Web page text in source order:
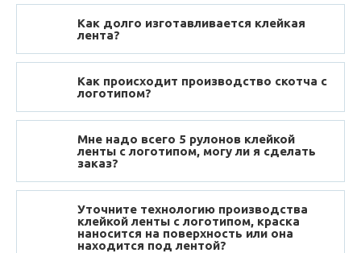
Как долго изготавливается клейкая
лента?
Как происходит производство скотча с
логотипом?
Мне надо всего 5 рулонов клейкой
ленты с логотипом, могу ли я сделать
заказ?
Уточните технологию производства
клейкой ленты с логотипом, краска
наносится на поверхность или она
находится под лентой?